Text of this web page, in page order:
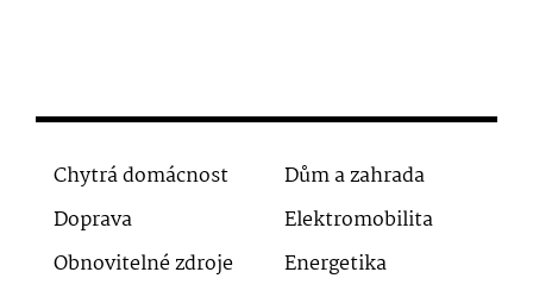
Chytrá domácnost
Dům a zahrada
Doprava
Elektromobilita
Obnovitelné zdroje
Energetika